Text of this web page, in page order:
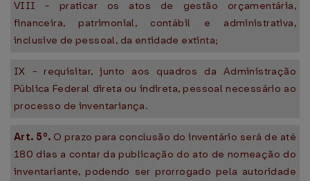
VIII - praticar os atos de gestão orçamentária,
financeira, patrimonial, contábil e administrativa,
inclusive de pessoal, da entidade extinta;
IX - requisitar, junto aos quadros da Administração
Pública Federal direta ou indireta, pessoal necessário ao
processo de inventariança.
Art. 5º. O prazo para conclusão do inventário será de até
180 dias a contar da publicação do ato de nomeação do
inventariante, podendo ser prorrogado pela autoridade